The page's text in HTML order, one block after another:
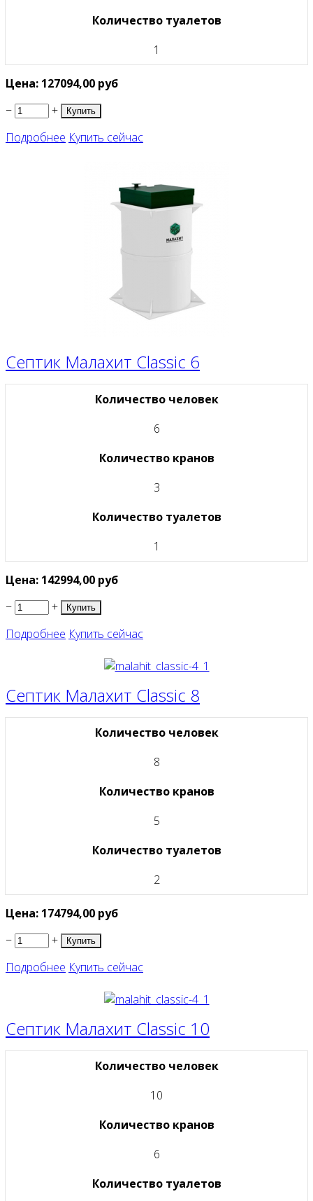
Количество туалетов
1
Цена: 127094,00 руб
−
+
Подробнее Купить сейчас
Септик Малахит Classic 6
Количество человек
6
Количество кранов
3
Количество туалетов
1
Цена: 142994,00 руб
−
+
Подробнее Купить сейчас
Септик Малахит Classic 8
Количество человек
8
Количество кранов
5
Количество туалетов
2
Цена: 174794,00 руб
−
+
Подробнее Купить сейчас
Септик Малахит Classic 10
Количество человек
10
Количество кранов
6
Количество туалетов